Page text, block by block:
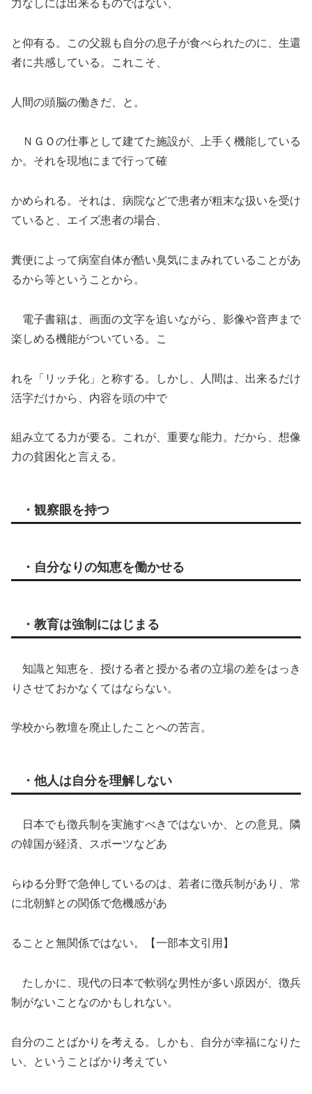
力なしには出来るものではない、
と仰有る。この父親も自分の息子が食べられたのに、生還
者に共感している。これこそ、
人間の頭脳の働きだ、と。
ＮＧＯの仕事として建てた施設が、上手く機能している
か。それを現地にまで行って確
かめられる。それは、病院などで患者が粗末な扱いを受け
ていると、エイズ患者の場合、
糞便によって病室自体が酷い臭気にまみれていることがあ
るから等ということから。
電子書籍は、画面の文字を追いながら、影像や音声まで
楽しめる機能がついている。こ
れを「リッチ化」と称する。しかし、人間は、出来るだけ
活字だけから、内容を頭の中で
組み立てる力が要る。これが、重要な能力。だから、想像
力の貧困化と言える。
・観察眼を持つ
・自分なりの知恵を働かせる
・教育は強制にはじまる
知識と知恵を、授ける者と授かる者の立場の差をはっき
りさせておかなくてはならない。
学校から教壇を廃止したことへの苦言。
・他人は自分を理解しない
日本でも徴兵制を実施すべきではないか、との意見。隣
の韓国が経済、スポーツなどあ
らゆる分野で急伸しているのは、若者に徴兵制があり、常
に北朝鮮との関係で危機感があ
ることと無関係ではない。【一部本文引用】
たしかに、現代の日本で軟弱な男性が多い原因が、徴兵
制がないことなのかもしれない。
自分のことばかりを考える。しかも、自分が幸福になりた
い、ということばかり考えてい